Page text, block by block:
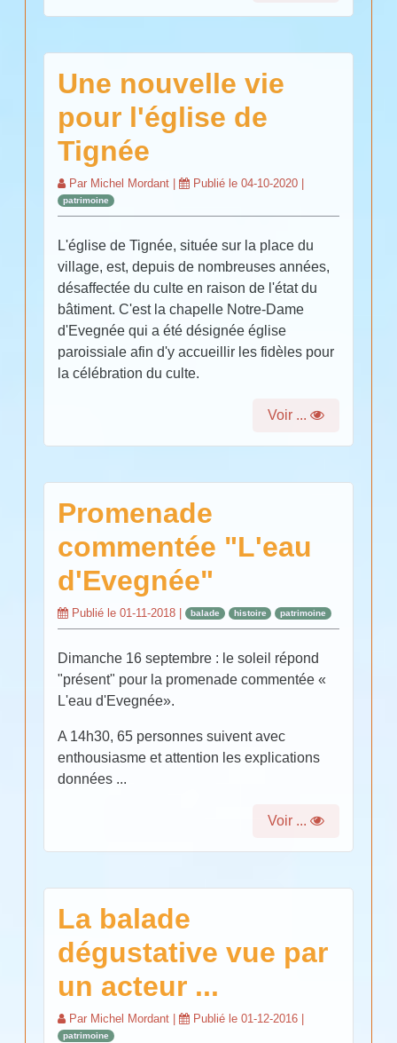
Une nouvelle vie
pour l'église de
Tignée
Par Michel Mordant | Publié le04-10-2020
patrimoine
L'église de Tignée, située sur la place du
village, est, depuis de nombreuses années,
désaffectée du culte en raison de l'état du
bâtiment. C'est la chapelle Notre-Dame
d'Evegnée qui a été désignée église
paroissiale afin d'y accueillir les fidèles pour
la célébration du culte.
Voir ...
Promenade
commentée "L'eau
d'Evegnée"
Publié le01-11-2018 | balade histoire patrimoine
Dimanche 16 septembre : le soleil répond
"présent" pour la promenade commentée «
L'eau d'Evegnée».
A 14h30, 65 personnes suivent avec
enthousiasme et attention les explications
données ...
Voir ...
La balade
dégustative vue par
un acteur ...
Par Michel Mordant | Publié le01-12-2016
patrimoine